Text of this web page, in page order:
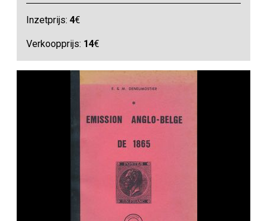
Inzetprijs:4€
Verkoopprijs: 14€